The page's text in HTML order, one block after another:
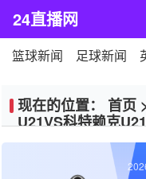
24直播网
篮球新闻 足球新闻
现在的位置： 首页
U21VS科特赖克U21